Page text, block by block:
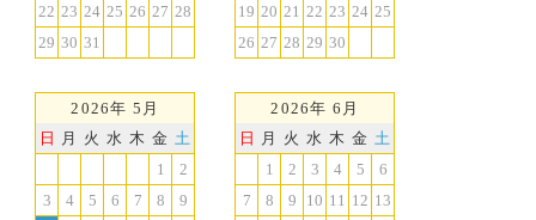
22 23 24 25 26 27 28
29 30 31
19 20 21 22 23 24 25
26 27 28 29 30
2026年 5月
日
月 火 水 木 金 土
1
2
3
4 5 6 7 8
9
2026年 6月
日
月 火 水 木 金 土
1
2 3 4 5
6
7
8 9 10 11 12 13